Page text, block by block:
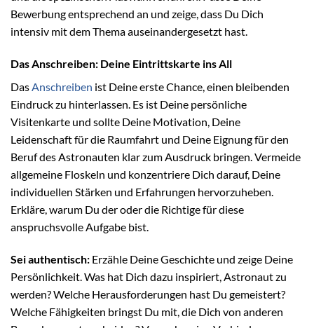
Bewerbung entsprechend an und zeige, dass Du Dich
intensiv mit dem Thema auseinandergesetzt hast.
Das Anschreiben: Deine Eintrittskarte ins All
DasAnschreiben ist Deine erste Chance, einen bleibenden
Eindruck zu hinterlassen. Es ist Deine persönliche
Visitenkarte und sollte Deine Motivation, Deine
Leidenschaft für die Raumfahrt und Deine Eignung für den
Beruf des Astronauten klar zum Ausdruck bringen. Vermeide
allgemeine Floskeln und konzentriere Dich darauf, Deine
individuellen Stärken und Erfahrungen hervorzuheben.
Erkläre, warum Du der oder die Richtige für diese
anspruchsvolle Aufgabe bist.
Sei authentisch: Erzähle Deine Geschichte und zeige Deine
Persönlichkeit. Was hat Dich dazu inspiriert, Astronaut zu
werden? Welche Herausforderungen hast Du gemeistert?
Welche Fähigkeiten bringst Du mit, die Dich von anderen